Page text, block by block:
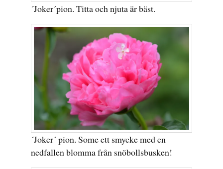
´Joker´pion. Titta och njuta är bäst.
´Joker´ pion. Some ett smycke med en
nedfallen blomma från snöbollsbusken!